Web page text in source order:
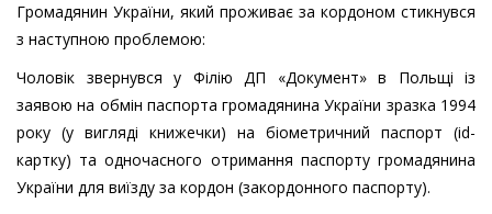
Громадянин України, який проживає за кордоном стикнувся
з наступною проблемою:
Чоловік звернувся у Філію ДП «Документ» в Польщі із
заявою на обмін паспорта громадянина України зразка 1994
року (у вигляді книжечки) на біометричний паспорт (id-
картку) та одночасного отримання паспорту громадянина
України для виїзду за кордон (закордонного паспорту).